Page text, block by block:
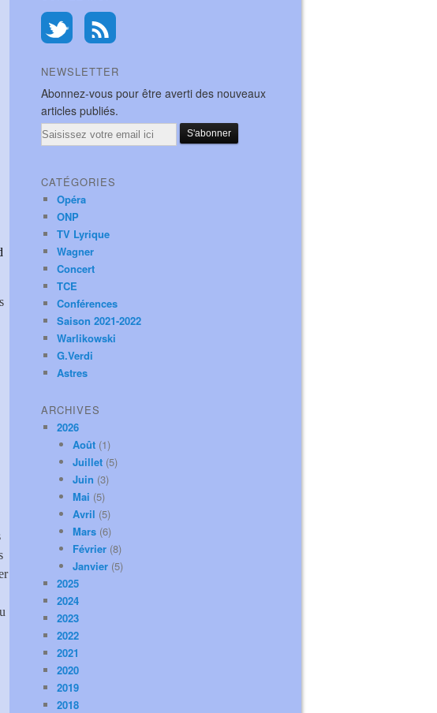
NEWSLETTER
Abonnez-vous pour être averti des nouveaux
articles publiés.
Email
CATÉGORIES
Opéra
ONP
TV Lyrique
Wagner
Concert
TCE
Conférences
Saison 2021-2022
Warlikowski
G.Verdi
Astres
ARCHIVES
2026
Août (1)
Juillet (5)
Juin (3)
Mai (5)
Avril (5)
Mars (6)
Février (8)
Janvier (5)
2025
2024
2023
2022
2021
2020
2019
2018